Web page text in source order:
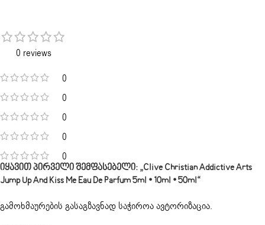
0 reviews
0
0
0
0
0
Იყავით Პირველი Შემფასებელი: „Clive Christian Addictive Arts
Jump Up And Kiss Me Eau De Parfum 5ml • 10ml • 50ml“
გამოხმაურების გასაგზავნად საჭიროაავტორიზაცია.